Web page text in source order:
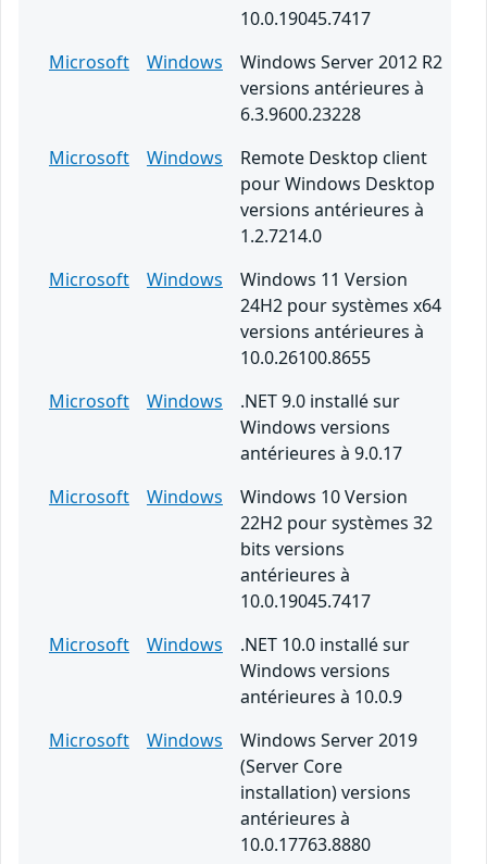
10.0.19045.7417
Microsoft
Windows
Windows Server 2012 R2
versions antérieures à
6.3.9600.23228
Microsoft
Windows
Remote Desktop client
pour Windows Desktop
versions antérieures à
1.2.7214.0
Microsoft
Windows
Windows 11 Version
24H2 pour systèmes x64
versions antérieures à
10.0.26100.8655
Microsoft
Windows
.NET 9.0 installé sur
Windows versions
antérieures à 9.0.17
Microsoft
Windows
Windows 10 Version
22H2 pour systèmes 32
bits versions
antérieures à
10.0.19045.7417
Microsoft
Windows
.NET 10.0 installé sur
Windows versions
antérieures à 10.0.9
Microsoft
Windows
Windows Server 2019
(Server Core
installation) versions
antérieures à
10.0.17763.8880